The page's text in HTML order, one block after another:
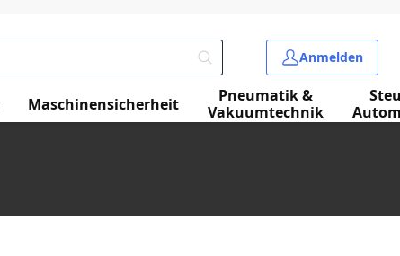
Anmelden
Maschinensicherheit
Pneumatik &
Vakuumtechnik